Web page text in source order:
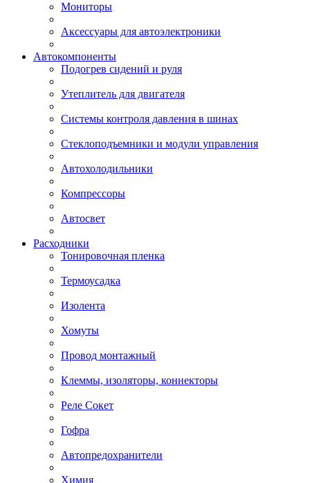
Мониторы
Аксессуары для автоэлектроники
Автокомпоненты
Подогрев сидений и руля
Утеплитель для двигателя
Системы контроля давления в шинах
Стеклоподъемники и модули управления
Автохолодильники
Компрессоры
Автосвет
Расходники
Тонировочная пленка
Термоусадка
Изолента
Хомуты
Провод монтажный
Клеммы, изоляторы, коннекторы
Реле Сокет
Гофра
Автопредохранители
Химия